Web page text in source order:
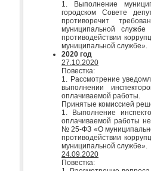
1. Выполнение
городском Совете
противоречит
муниципальной
противодействии
муниципальной службе».
2020 год
27.10.2020
Повестка:
1. Рассмотрение
выполнении
оплачиваемой работы.
Принятые комиссией
1. Выполнение
оплачиваемой работы
№ 25-ФЗ «О
противодействии
муниципальной службе».
24.09.2020
Повестка: